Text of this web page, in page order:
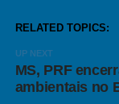
RELATED TOPICS:
UP NEXT
MS, PRF
ambientais no